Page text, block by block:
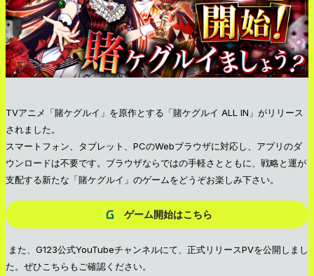
TVアニメ「賭ケグルイ」を原作とする「賭ケグルイ ALL IN」がリリース
されました。
スマートフォン、タブレット、PCのWebブラウザに対応し、アプリのダ
ウンロードは不要です。ブラウザならではの手軽さとともに、戦略と運が
支配する新たな「賭ケグルイ」のゲームをどうぞお楽しみ下さい。
ゲーム開始はこちら
また、G123公式YouTubeチャンネルにて、正式リリースPVを公開しまし
た。ぜひこちらもご確認ください。